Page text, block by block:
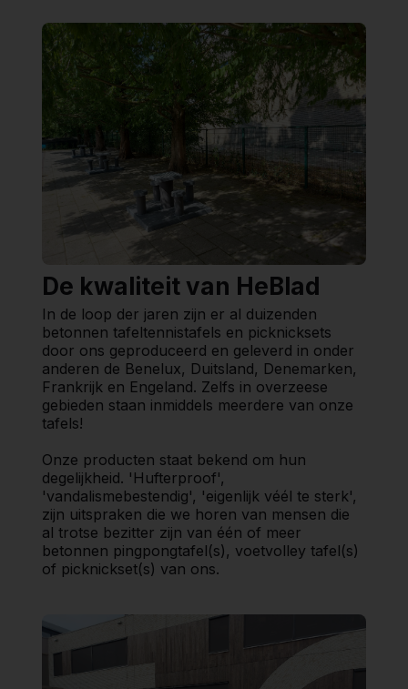
De kwaliteit van HeBlad
In de loop der jaren zijn er al duizenden
betonnen tafeltennistafels en picknicksets
door ons geproduceerd en geleverd in onder
anderen de Benelux, Duitsland, Denemarken,
Frankrijk en Engeland. Zelfs in overzeese
gebieden staan inmiddels meerdere van onze
tafels!
Onze producten staat bekend om hun
degelijkheid. 'Hufterproof',
'vandalismebestendig', 'eigenlijk véél te sterk',
zijn uitspraken die we horen van mensen die
al trotse bezitter zijn van één of meer
betonnen pingpongtafel(s), voetvolley tafel(s)
of picknickset(s) van ons.